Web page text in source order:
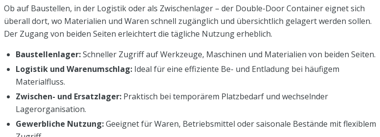
Ob auf Baustellen, in der Logistik oder als Zwischenlager – der Double-Door Container eignet sich
überall dort, wo Materialien und Waren schnell zugänglich und übersichtlich gelagert werden sollen.
Der Zugang von beiden Seiten erleichtert die tägliche Nutzung erheblich.
Baustellenlager:Schneller Zugriff auf Werkzeuge, Maschinen und Materialien von beiden Seiten.
Logistik und Warenumschlag: Ideal für eine effiziente Be- und Entladung bei häufigem
Materialfluss.
Zwischen- und Ersatzlager: Praktisch bei temporärem Platzbedarf und wechselnder
Lagerorganisation.
Gewerbliche Nutzung:Geeignet für Waren, Betriebsmittel oder saisonale Bestände mit flexiblem